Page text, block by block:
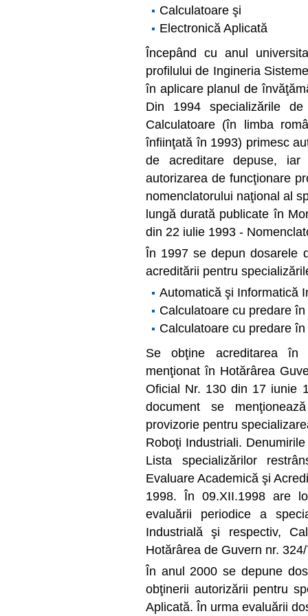
Calculatoare şi
Electronică Aplicată
Începând cu anul
profilului de Ingineria
în aplicare planul de
Din 1994 specializările
Calculatoare (în limba
înfiinţată în 1993) primesc
de acreditare depuse, iar
autorizarea de funcţionare
nomenclatorului naţional al
lungă durată publicate în
din 22 iulie 1993 -
În 1997 se depun dosarele
acreditării pentru
Automatică şi Informatică
Calculatoare cu predare
Calculatoare cu predare
Se obţine acreditarea în
menţionat în Hotărârea
Oficial Nr. 130 din 17 iunie
document se
provizorie pentru
Roboţi Industriali.
Lista specializărilor
Evaluare Academică şi
1998. În 09.XII.1998 are
evaluării periodice a
Industrială şi respectiv,
Hotărârea de Guvern nr.
În anul 2000 se depune
obţinerii autorizării pentru
Aplicată. În urma evaluării